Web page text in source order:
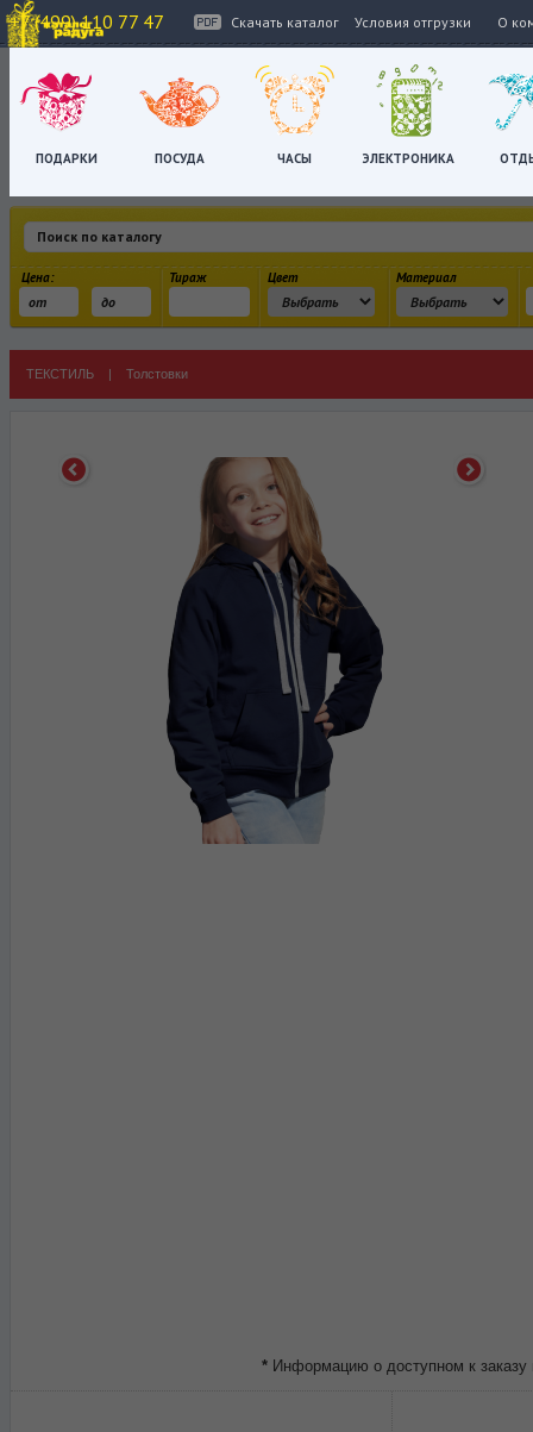
+7 (499) 110 77 47 Скачать каталог Условия отгрузки О
ПОДАРКИ ПОСУДА ЧАСЫ ЭЛЕКТРОНИКА
Цена: Тираж Цвет Материал
ТЕКСТИЛЬ | Толстовки
* Информацию о доступном к заказу